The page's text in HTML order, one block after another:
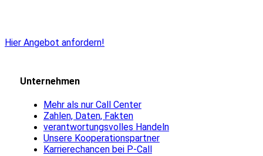
Hier Angebot anfordern!
Unternehmen
Mehr als nur Call Center
Zahlen, Daten, Fakten
verantwortungsvolles Handeln
Unsere Kooperationspartner
Karrierechancen bei P-Call